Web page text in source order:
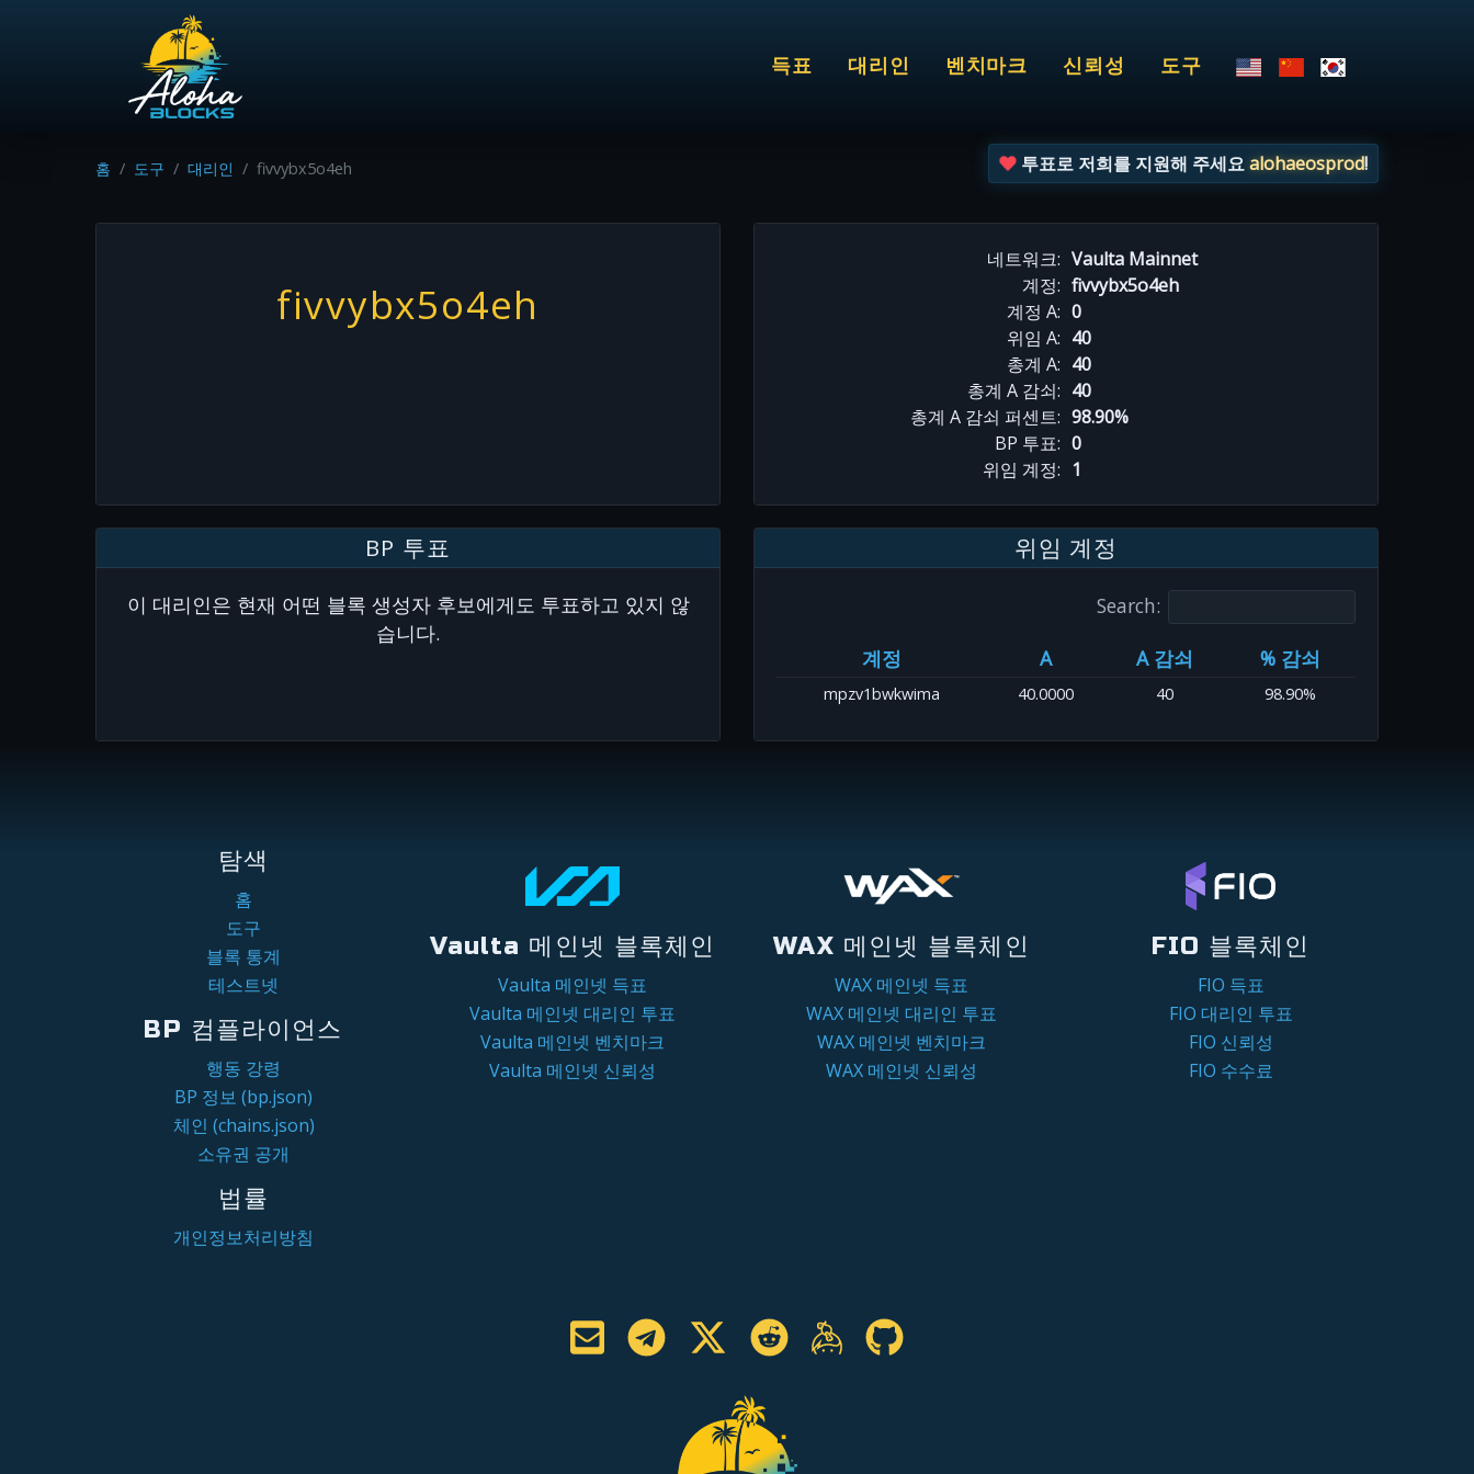
득표 대리인 벤치마크 신뢰성 도구
홈 도구 대리인 fivvybx5o4eh 투표로 저희를 지원해 주세요alohaeosprod!
fivvybx5o4eh
네트워크: Vaulta Mainnet
계정: fivvybx5o4eh
계정 A: 0
위임 A: 40
총계 A: 40
총계 A 감쇠: 40
총계 A 감쇠 퍼센트: 98.90%
BP 투표: 0
위임 계정: 1
BP 투표
이 대리인은 현재 어떤 블록 생성자 후보에게도 투표하고 있지 않
습니다.
위임 계정
Search:
계정
A A 감쇠 % 감쇠
mpzv1bwkwima 40.0000 40 98.90%
탐색
홈
도구
블록 통계
테스트넷
BP 컴플라이언스
행동 강령
BP 정보 (bp.json)
체인 (chains.json)
소유권 공개
법률
개인정보처리방침
Vaulta 메인넷 블록체인
Vaulta 메인넷 득표
Vaulta 메인넷 대리인 투표
Vaulta 메인넷 벤치마크
Vaulta 메인넷 신뢰성
WAX 메인넷 블록체인
WAX 메인넷 득표
WAX 메인넷 대리인 투표
WAX 메인넷 벤치마크
WAX 메인넷 신뢰성
FIO 블록체인
FIO 득표
FIO 대리인 투표
FIO 신뢰성
FIO 수수료